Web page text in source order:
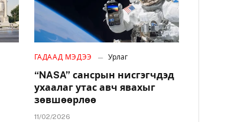
ГАДААД МЭДЭЭ Урлаг
“NASA” сансрын нисгэгчдэд
ухаалаг утас авч явахыг
зөвшөөрлөө
11/02/2026